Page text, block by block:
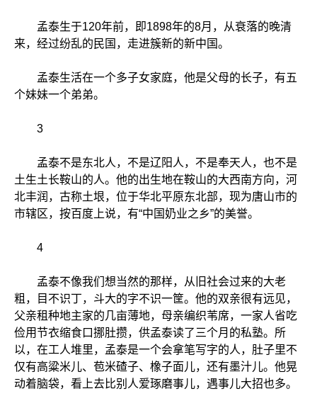
孟泰生于120年前，即1898年的8月，从衰落的晚清
来，经过纷乱的民国，走进簇新的新中国。
孟泰生活在一个多子女家庭，他是父母的长子，有五
个妹妹一个弟弟。
3
孟泰不是东北人，不是辽阳人，不是奉天人，也不是
土生土长鞍山的人。他的出生地在鞍山的大西南方向，河
北丰润，古称土垠，位于华北平原东北部，现为唐山市的
市辖区，按百度上说，有“中国奶业之乡”的美誉。
4
孟泰不像我们想当然的那样，从旧社会过来的大老
粗，目不识丁，斗大的字不识一筐。他的双亲很有远见，
父亲租种地主家的几亩薄地，母亲编织苇席，一家人省吃
俭用节衣缩食口挪肚攒，供孟泰读了三个月的私塾。所
以，在工人堆里，孟泰是一个会拿笔写字的人，肚子里不
仅有高粱米儿、苞米碴子、橡子面儿，还有墨汁儿。他晃
动着脑袋，看上去比别人爱琢磨事儿，遇事儿大招也多。